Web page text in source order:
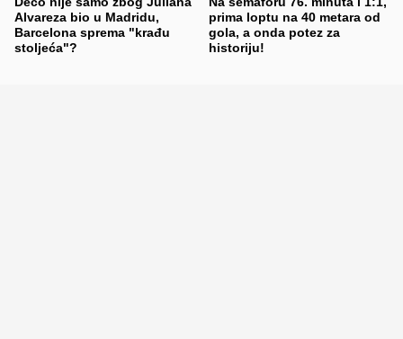
Alvareza bio u Madridu,
Barcelona sprema "krađu
stoljeća"?
prima loptu na 40 metara od
gola, a onda potez za
historiju!